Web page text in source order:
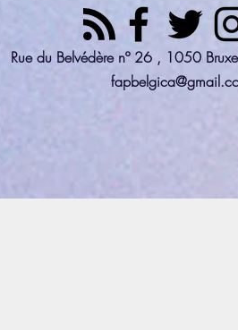
Rue du Belvédère nº 26 , 1050